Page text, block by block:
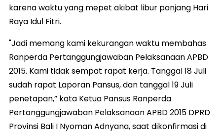
karena waktu yang mepet akibat libur panjang Hari
Raya Idul Fitri.
"Jadi memang kami kekurangan waktu membahas
Ranperda Pertanggungjawaban Pelaksanaan APBD
2015. Kami tidak sempat rapat kerja. Tanggal 18 Juli
sudah rapat Laporan Pansus, dan tanggal 19 Juli
penetapan,” kata Ketua Pansus Ranperda
Pertanggungjawaban Pelaksanaan APBD 2015 DPRD
Provinsi Bali I Nyoman Adnyana, saat dikonfirmasi di